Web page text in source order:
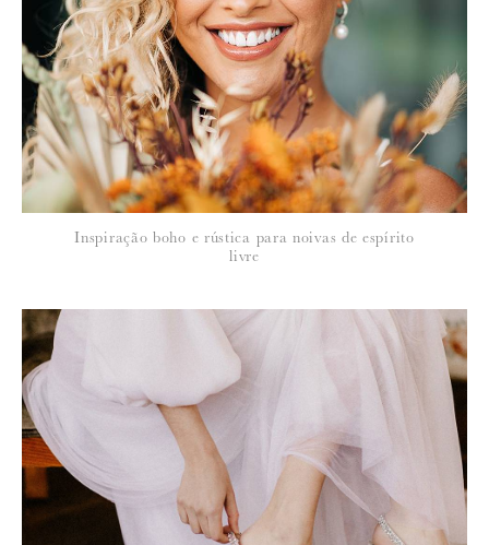
NOME*:
Para saber como tratamos e protegemos os seus dados, leia a nossa
política de privacidade
Inspiração boho e rústica para noivas de espírito
livre